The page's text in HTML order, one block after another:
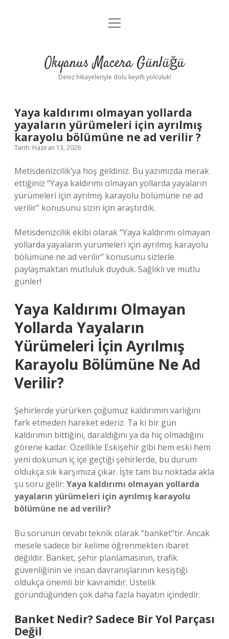
Anasayfa
Yasal Uyarı
menüyü
Okyanus Macera Günlüğü
Deniz hikayeleriyle dolu keyifli yolculuk!
Yaya kaldırımı olmayan yollarda
yayaların yürümeleri için ayrılmış
karayolu bölümüne ne ad verilir ?
Tarih: Haziran 13, 2026
Metisdenizcilik’ya hoş geldiniz. Bu yazımızda merak
ettiğiniz “Yaya kaldırımı olmayan yollarda yayaların
yürümeleri için ayrılmış karayolu bölümüne ne ad
verilir” konusunu sizin için araştırdık.
Metisdenizcilik ekibi olarak “Yaya kaldırımı olmayan
yollarda yayaların yürümeleri için ayrılmış karayolu
bölümüne ne ad verilir” konusunu sizlerle
paylaşmaktan mutluluk duyduk. Sağlıklı ve mutlu
günler!
Yaya Kaldırımı Olmayan
Yollarda Yayaların
Yürümeleri İçin Ayrılmış
Karayolu Bölümüne Ne Ad
Verilir?
Şehirlerde yürürken çoğumuz kaldırımın varlığını
fark etmeden hareket ederiz. Ta ki bir gün
kaldırımın bittiğini, daraldığını ya da hiç olmadığını
görene kadar. Özellikle Eskişehir gibi hem eski hem
yeni dokunun iç içe geçtiği şehirlerde, bu durum
oldukça sık karşımıza çıkar. İşte tam bu noktada akla
şu soru gelir: Yaya kaldırımı olmayan yollarda
yayaların yürümeleri için ayrılmış karayolu
bölümüne ne ad verilir?
Bu sorunun cevabı teknik olarak “banket”tir. Ancak
mesele sadece bir kelime öğrenmekten ibaret
değildir. Banket, şehir planlamasının, trafik
güvenliğinin ve insan davranışlarının kesiştiği
oldukça önemli bir kavramdır. Üstelik
göründüğünden çok daha fazla hayatın içindedir.
Banket Nedir? Sadece Bir Yol Parçası
Değil